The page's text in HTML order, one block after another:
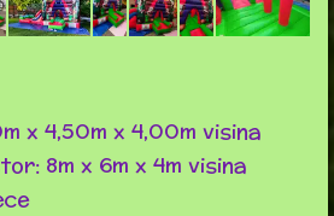
x 4,50m x 4,00m visina
8m x 6m x 4m visina